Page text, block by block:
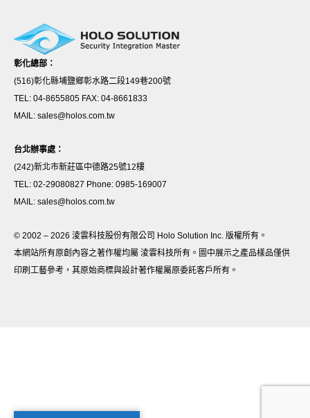
彰化總部：
(516)彰化縣埔鹽鄉彰水路二段149巷200號
TEL: 04-8655805 FAX: 04-8661833
MAIL: sales@holos.com.tw
台北辦事處：
(242)新北市新莊區中德路25號12樓
TEL: 02-29080827 Phone: 0985-169007
MAIL: sales@holos.com.tw
© 2002 – 2026 淩雲科技股份有限公司 Holo Solution Inc. 版權所有。
本網站所有原創內容之著作權均屬 淩雲科技所有。圖中展示之產品樣品僅供
印刷工藝參考，其原始商標與設計著作權屬原委託客戶所有。